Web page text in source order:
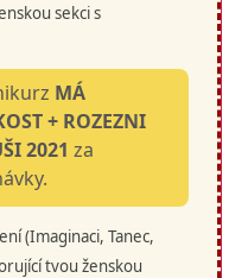
sekci s
MÁ
+ ROZEZNI
2021 za
(Imaginaci, Tanec,
tvou ženskou